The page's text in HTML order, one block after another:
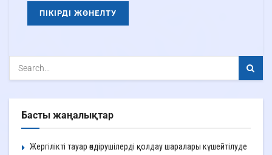
Басты жаңалықтар
Жергілікті тауар өндірушілерді қолдау шаралары күшейтілуде